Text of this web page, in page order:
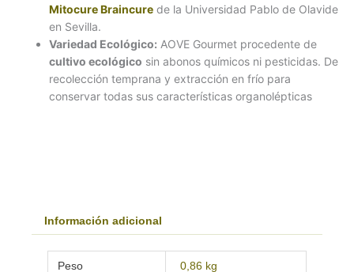
Mitocure Braincure de la Universidad Pablo de Olavide
en Sevilla.
Variedad Ecológico: AOVE Gourmet procedente de
cultivo ecológico sin abonos químicos ni pesticidas. De
recolección temprana y extracción en frío para
conservar todas sus características organolépticas
Información adicional
Peso 0,86 kg